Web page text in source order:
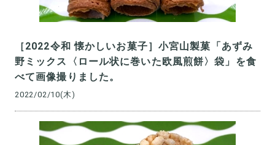
［2022令和 懐かしいお菓子］小宮山製菓「あずみ
野ミックス〈ロール状に巻いた欧風煎餅〉袋」を食
べて画像撮りました。
2022/02/10(木)